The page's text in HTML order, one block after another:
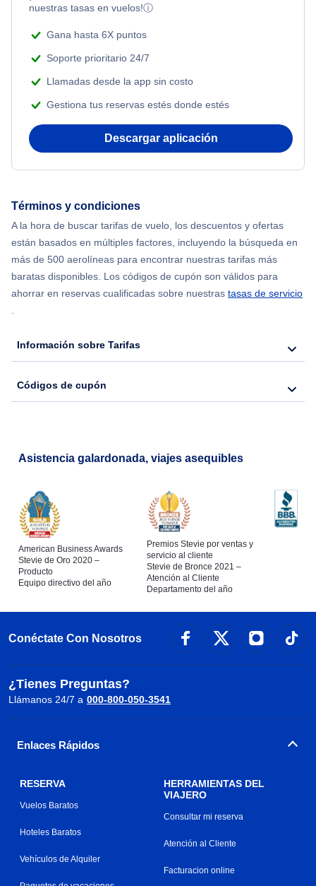
Flights Under $199
Flights from Nueva York to Estanbul
Flights from Nueva York to Atenas
Flights from Shanghai to Nueva York
Flights from Delhi to Nueva York
Flights from Chicago to Delhi
Flights from Nueva York to Hong Kong
Flights from Nueva York to Lisboa
Honeymoon Vacations
Romantic Vacations
Adventure Vacations
nuestras tasas en vuelos!ⓘ
Gana hasta 6X puntos
Soporte prioritario 24/7
Llamadas desde la app sin costo
Gestiona tus reservas estés donde estés
Descargar aplicación
Términos y condiciones
A la hora de buscar tarifas de vuelo, los descuentos y ofertas
están basados en múltiples factores, incluyendo la búsqueda en
más de 500 aerolíneas para encontrar nuestras tarifas más
baratas disponibles. Los códigos de cupón son válidos para
ahorrar en reservas cualificadas sobre nuestras tasas de servicio
.
Información sobre Tarifas
Códigos de cupón
Asistencia galardonada, viajes asequibles
American Business Awards
Stevie de Oro 2020 –
Producto
Equipo directivo del año
Premios Stevie por ventas y
servicio al cliente
Stevie de Bronce 2021 –
Atención al Cliente
Departamento del año
Conéctate Con Nosotros
¿Tienes Preguntas?
Llámanos 24/7 a 000-800-050-3541
Enlaces Rápidos
RESERVA
Vuelos Baratos
Hoteles Baratos
Vehículos de Alquiler
HERRAMIENTAS DEL
VIAJERO
Consultar mi reserva
Atención al Cliente
Facturacion online